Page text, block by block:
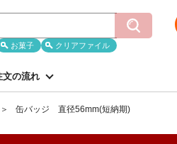
お菓子 クリアファイル
文の流れ
缶バッジ 直径56mm(短納期)